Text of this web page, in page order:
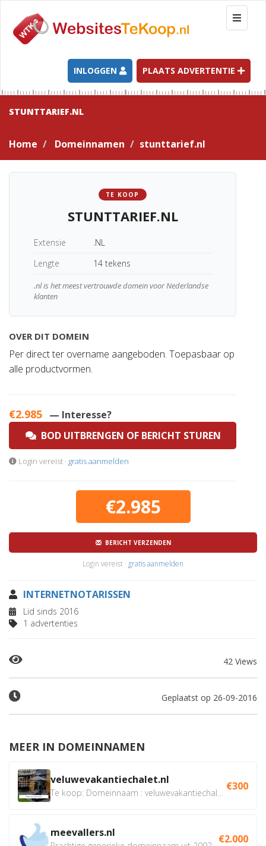
T
o
g
l
e
n
a
t
INLOGGEN PLAATS ADVERTENTIE
STUNTTARIEF.NL
Home Domeinnamen stunttarief.nl
TE KOOP
STUNTTARIEF.NL
Extensie
.NL
Lengte
14 tekens
.nl is het meest vertrouwde domein voor Nederlandse
klanten
OVER DIT DOMEIN
Per direct ter overname aangeboden. Toepasbaar op
alle productvormen.
€2.985 — Interesse?
BOD UITBRENGEN OF BERICHT STUREN
Login vereist · gratis aanmelden
€2.985
BERICHT VERZENDEN
Login vereist · gratis aanmelden
INTERNETNOTARISSEN
Lid sinds 2016
1 advertenties
42 Views
Geplaatst op 26-09-2016
MEER IN DOMEINNAMEN
veluwevakantiechalet.nl €300
meevallers.nl €2.000